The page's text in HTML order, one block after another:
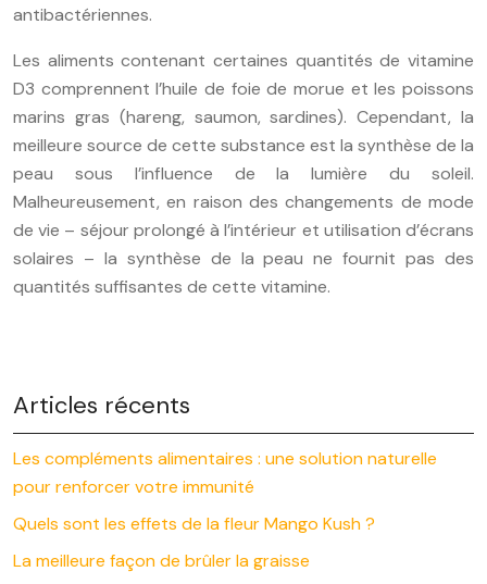
antibactériennes.
Les aliments contenant certaines quantités de vitamine
D3 comprennent l’huile de foie de morue et les poissons
marins gras (hareng, saumon, sardines). Cependant, la
meilleure source de cette substance est la synthèse de la
peau sous l’influence de la lumière du soleil.
Malheureusement, en raison des changements de mode
de vie – séjour prolongé à l’intérieur et utilisation d’écrans
solaires – la synthèse de la peau ne fournit pas des
quantités suffisantes de cette vitamine.
Articles récents
Les compléments alimentaires : une solution naturelle
pour renforcer votre immunité
Quels sont les effets de la fleur Mango Kush ?
La meilleure façon de brûler la graisse